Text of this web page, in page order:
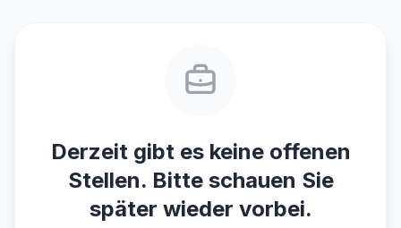
Derzeit gibt es keine offenen
Stellen. Bitte schauen Sie
später wieder vorbei.